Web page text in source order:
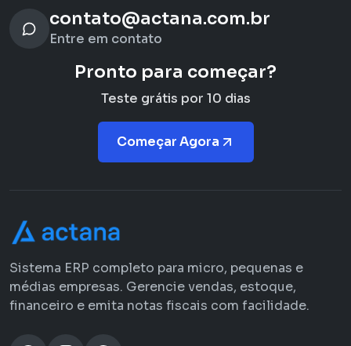
contato@actana.com.br
Entre em contato
Pronto para começar?
Teste grátis por 10 dias
Começar Agora
Sistema ERP completo para micro, pequenas e
médias empresas. Gerencie vendas, estoque,
financeiro e emita notas fiscais com facilidade.